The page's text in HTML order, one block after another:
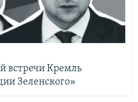
встречи Кремль
Зеленского»